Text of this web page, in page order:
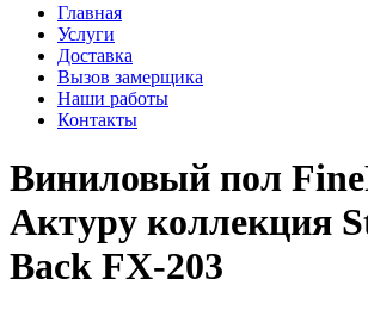
Главная
Услуги
Доставка
Вызов замерщика
Наши работы
Контакты
Виниловый пол
Актуру коллекция
Back FX-203